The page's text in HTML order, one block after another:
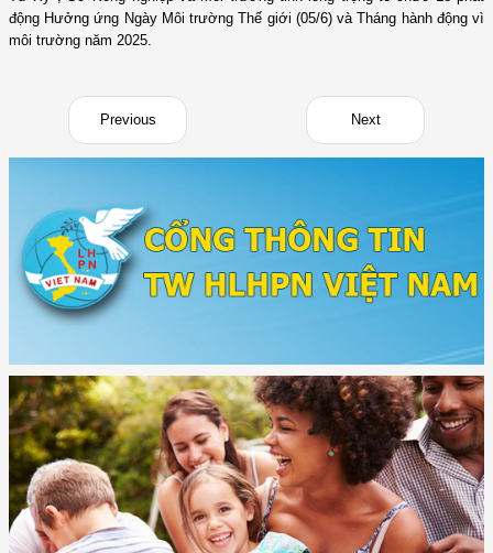
động Hưởng ứng Ngày Môi trường Thế giới (05/6) và Tháng hành động vì
môi trường năm 2025.
Previous Next